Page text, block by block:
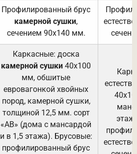
Профилированный брус
камерной сушки,
сечением 90х140 мм.
Каркасные: доска
камерной сушки 40х100
мм, обшитые
евровагонкой хвойных
пород, камерной сушки,
толщиной 12,5 мм. сорт
«АВ» (дома с мансардой
и в 1,5 этажа). Брусовые:
профилированный брус